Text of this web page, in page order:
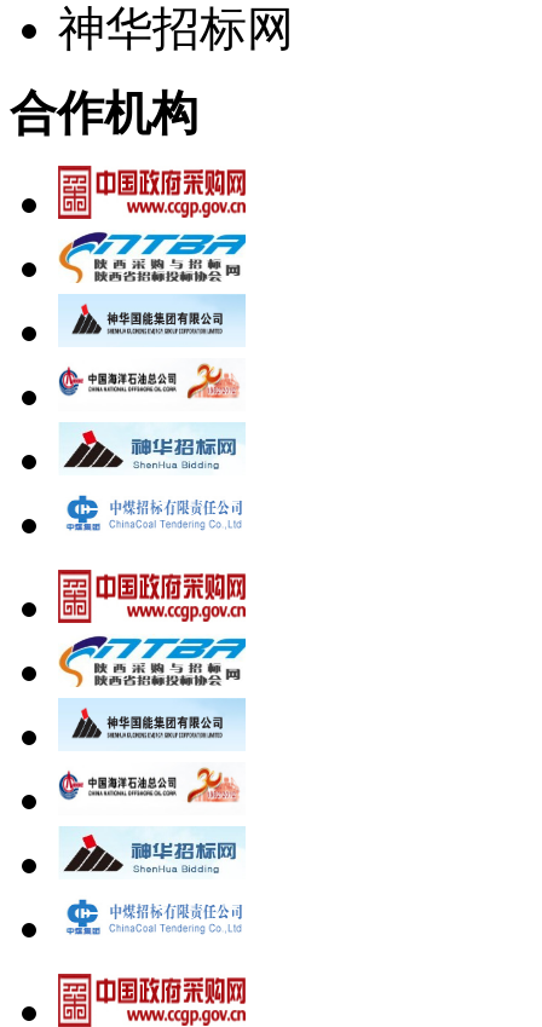
神华招标网
合作机构